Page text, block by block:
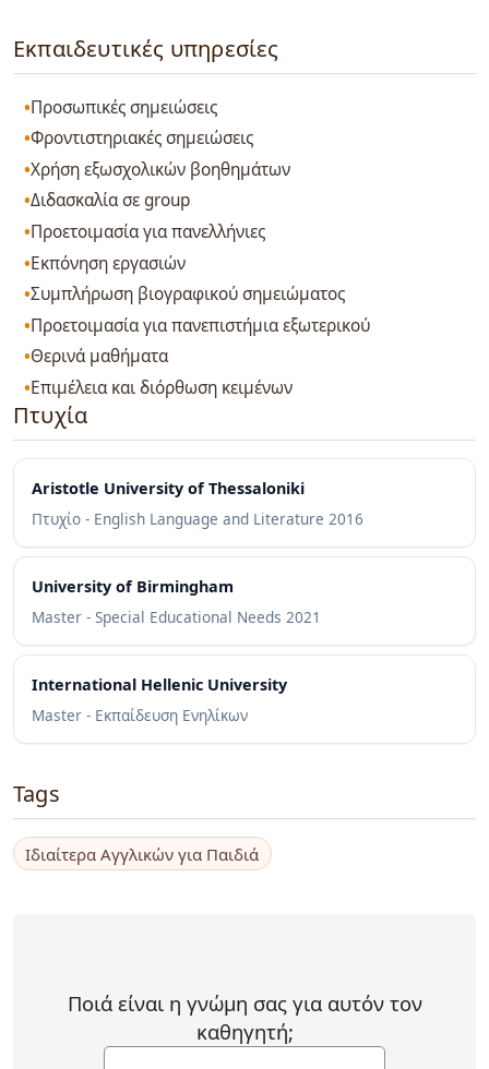
Εκπαιδευτικές υπηρεσίες
Προσωπικές σημειώσεις
Φροντιστηριακές σημειώσεις
Χρήση εξωσχολικών βοηθημάτων
Διδασκαλία σε group
Προετοιμασία για πανελλήνιες
Εκπόνηση εργασιών
Συμπλήρωση βιογραφικού σημειώματος
Προετοιμασία για πανεπιστήμια εξωτερικού
Θερινά μαθήματα
Επιμέλεια και διόρθωση κειμένων
Πτυχία
Aristotle University of Thessaloniki
Πτυχίο - English Language and Literature 2016
University of Birmingham
Master - Special Educational Needs 2021
International Hellenic University
Master - Εκπαίδευση Ενηλίκων
Tags
Ιδιαίτερα Αγγλικών για Παιδιά
Ποιά είναι η γνώμη σας για αυτόν τον
καθηγητή;